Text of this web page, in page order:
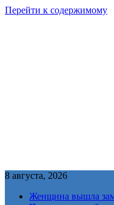
Перейти к содержимому
8 августа, 2026
Женщина вышла